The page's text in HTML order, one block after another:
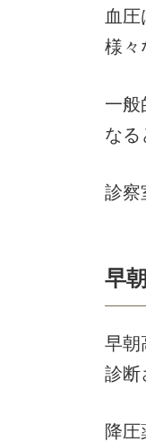
血
様々
一般
なる
診察
早
早朝
診断
降